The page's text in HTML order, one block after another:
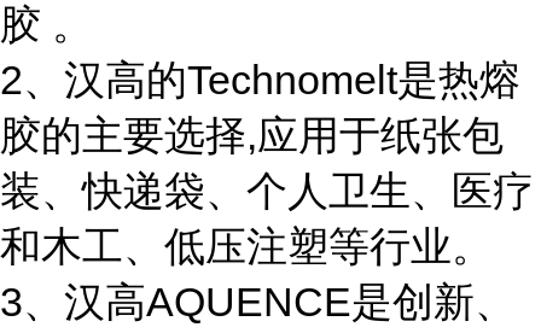
胶 。
2、汉高的Technomelt是热熔
胶的主要选择,应用于纸张包
装、快递袋、个人卫生、医疗
和木工、低压注塑等行业。
3、汉高AQUENCE是创新、